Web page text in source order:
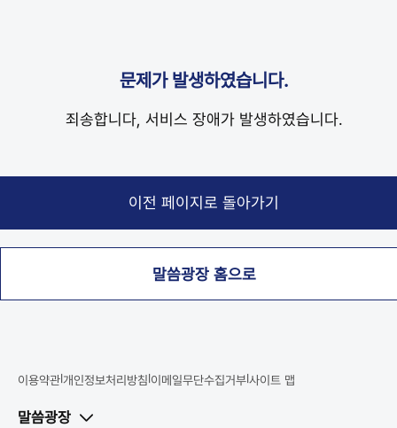
문제가 발생하였습니다.
죄송합니다, 서비스 장애가 발생하였습니다.
말씀광장 홈으로
이용약관개인정보처리방침 이메일무단수집거부사이트 맵
말씀광장